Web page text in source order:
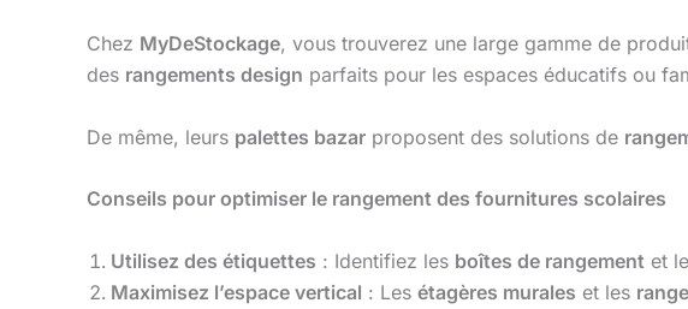
Chez MyDeStockage, vous trouverez une large gamme de
des rangements design parfaits pour les espaces éducatifs ou
De même, leurs palettes bazar proposent des solutions de
Conseils pour optimiser le rangement des fournitures scolaires
Utilisez des étiquettes : Identifiez les boîtes de rangement et
Maximisez l’espace vertical : Les étagères murales et les